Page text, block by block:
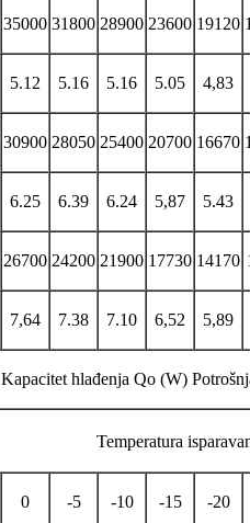
35000 31800 28900 23600 19120
5.12 5.16 5.16 5.05 4,83
30900 28050 25400 20700 16670
6.25 6.39 6.24 5,87 5.43
26700 24200 21900 17730 14170
7,64 7.38 7.10 6,52 5,89
Kapacitet hlađenja Qo (W)
Temperatura
0 -5 -10 -15 -20